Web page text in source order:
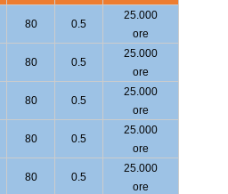
80 0.5
25.000
ore
80 0.5
25.000
ore
80 0.5
25.000
ore
80 0.5
25.000
ore
80 0.5
25.000
ore